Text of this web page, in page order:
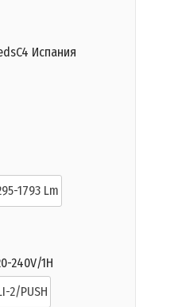
Испания
1793 Lm
240V/1H
2/PUSH